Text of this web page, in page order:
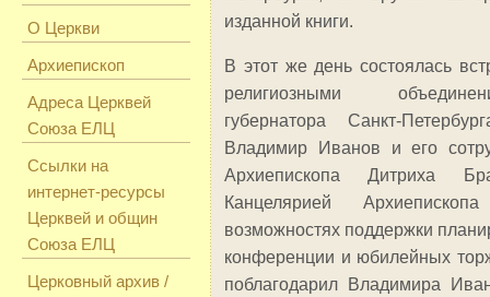
О Церкви
Архиепископ
Адреса Церквей
Союза ЕЛЦ
Ссылки на
интернет-ресурсы
Церквей и общин
Союза ЕЛЦ
Церковный архив /
изданной книги.
В этот же день состоялась
религиозными
губернатора Санкт-
Владимир Иванов и его
Архиепископа Дитриха
Канцелярией
возможностях поддержки
конференции и юбилейных
поблагодарил Владимира